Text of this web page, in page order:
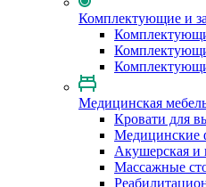
Комплектующие и
Медицинская
Кровати для
Медицинские
Акушерская и
Массажные